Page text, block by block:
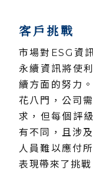
客戶挑戰
市場對ESG資
永續資訊將使
續方面的努力
花八門，公司
求，但每個評
有不同，且涉
人員難以應付
表現帶來了挑戰